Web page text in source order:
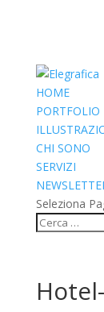
HOME
PORTFOLIO
CHI SONO
SERVIZI
Seleziona